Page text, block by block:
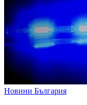
Новини България